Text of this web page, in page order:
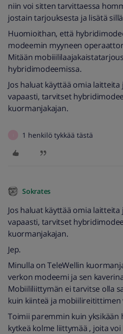
niin voi sitten tarvittaessa
jostain tarjouksesta ja lisätä
Huomioithan, että
modeemin myyneen
Mitään
hybridimodeemissa.
Jos haluat käyttää omia
vapaasti, tarvitset
kuormanjakajan.
1 henkilö tykkää tästä
Sokrates
Jos haluat käyttää omia
vapaasti, tarvitset
kuormanjakajan.
Jep.
Minulla on TeleWellin
verkon modeemi ja sen
Mobiililiittymän ei tarvitse olla
kuin kiinteä ja mobiilireitittimen
Toimii paremmin kuin yksikään
kytkeä kolme liittymää , joita